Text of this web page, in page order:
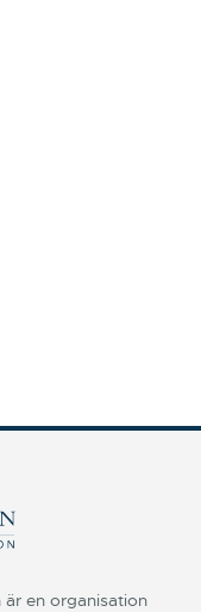
är en organisation